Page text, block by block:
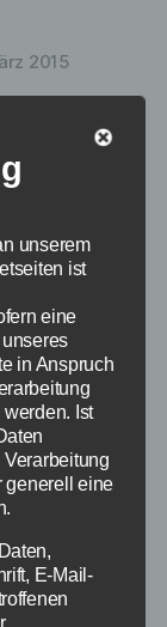
2015
unserem
ist
eine
in Anspruch
Ist
generell eine
E-Mail-